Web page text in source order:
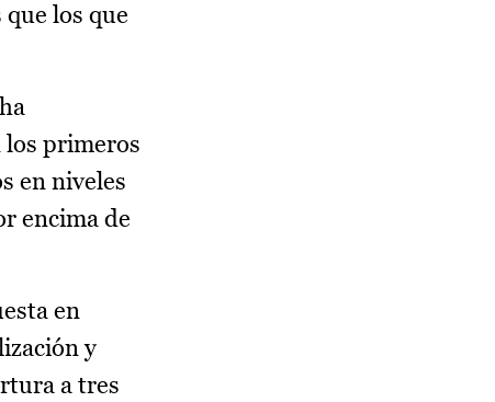
los que
los primeros
en niveles
encima de
en
y
a tres